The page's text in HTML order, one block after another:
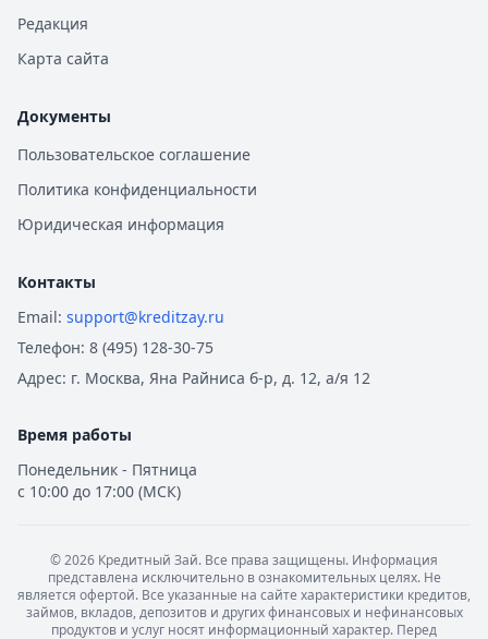
Редакция
Карта сайта
Документы
Пользовательское соглашение
Политика конфиденциальности
Юридическая информация
Контакты
Email: support@kreditzay.ru
Телефон: 8 (495) 128-30-75
Адрес: г. Москва, Яна Райниса б-р, д. 12, а/я 12
Время работы
Понедельник - Пятница
с 10:00 до 17:00 (МСК)
©2026 Кредитный Зай. Все права защищены. Информация
представлена исключительно в ознакомительных целях. Не
является офертой. Все указанные на сайте характеристики кредитов,
займов, вкладов, депозитов и других финансовых и нефинансовых
продуктов и услуг носят информационный характер. Перед